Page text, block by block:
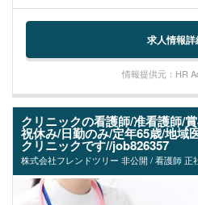
求人情報
情報提供元：HR
クリニックの看護師/准看護師/
祝休み/日勤のみ/定年65歳/地域
クリニックです//job826357
株式会社フレンドツリー 非公開 / 看護師 正